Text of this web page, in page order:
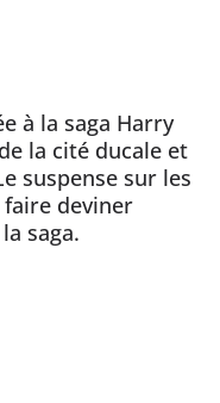
à la saga Harry
la cité ducale et
suspense sur les
deviner
saga.